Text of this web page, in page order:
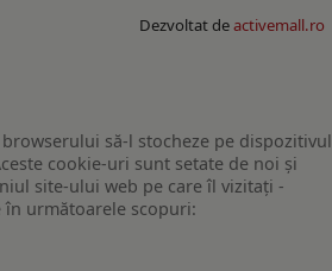
Dezvoltat deactivemall.ro
să-l stocheze pe dispozitivul
cookie-uri sunt setate de noi și
site-ului web pe care îl vizitați -
următoarele scopuri: